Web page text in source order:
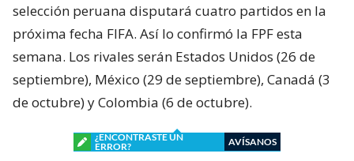
selección peruana disputará cuatro partidos en la
próxima fecha FIFA. Así lo confirmó la FPF esta
semana. Los rivales serán Estados Unidos (26 de
septiembre), México (29 de septiembre), Canadá (3
de octubre) y Colombia (6 de octubre).
¿ENCONTRASTE UN
ERROR?
AVÍSANOS